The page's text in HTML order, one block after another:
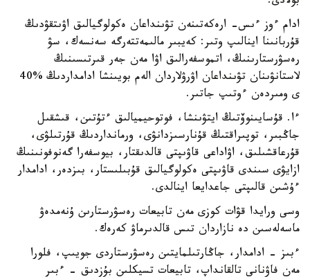
ادام ءوز ءىس- ارەكەتىنەن تۋىنداعان ەكولوگيالىق اۋىتقۋدىڭ
قۇربانىنا اينالىپ وتىر: كەيبىر مالىمەتتەرگە سەنسەك، سۋ
رەسۋرستارىنىڭ، اتموسفەرالىق اۋا مەن جەر قىرتىسىنىڭ
لاستانۋىنان تۋىنداعان اۋرۋلاردان الەم بويىنشا ادامداردىڭ %40
ى ومىردەن ءوتىپ جاتىر.
ءا. قۇسايىنوۆتىڭ ايتۋىنشا، فوتوحيميالىق ءتۇتىن، قىشقىل
جاڭبىر، توپىراقتىڭ قۇنارسىزدانۋى، ورمانداردىڭ قۇرتىلۋى،
قۇرعاقشىلىق، اۋاداعى قاۋىپتى قالدىقتار، بيوسفەرا گەنوفونىنىڭ
ازايۋى سىندى قاۋىپتى ەكولوگيالىق قۇبىلىستار، بىزدەر، ادامدار
ءۇشىن قالىپتى جاعدايعا اينالدى.
وسى ورايدا قۋات كوزى مەن تابيعات رەسۋرستارىن ۇنەمدەۋ
ماسەلەسىن دە نازاردان تىس قالدىرماۋ كەرەك.
ءبىز - ادامدار، جاڭارتىلمايتىن رەسۋرستاردى جويىپ، فلورا
مەن فاۋنانى تالقانداپ، تابيعات تسيكلىن بۇزدىق - ءبىر